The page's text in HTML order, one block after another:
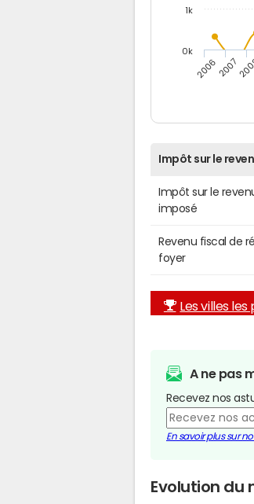
20062007
0k
1k
Impôt sur le
Impôt sur le
imposé
Revenu fiscal de
foyer
Les villes
A ne pas
Recevez nos
En savoir plus sur
Evolution du